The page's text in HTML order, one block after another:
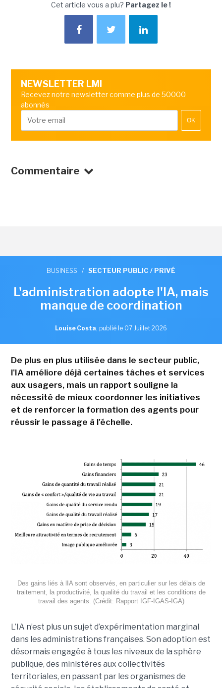
Cet article vous a plu? Partagez le !
NEWSLETTER LMI
Recevez notre newsletter comme plus de 50000
abonnés
OK
Commentaire
BUSINESS / SECTEUR PUBLIC / PRIVÉ
L'administration adopte l'IA, mais
manque de coordination
Louise Costa, publié le 07 Juillet 2026
De plus en plus utilisée dans le secteur public,
l'IA améliore déjà certaines tâches et services
aux usagers, mais un rapport souligne la
nécessité de mieux coordonner les initiatives
et de renforcer la formation des agents pour
réussir le passage à l'échelle.
Des gains liés à lIA sont observés, en particulier sur les délais de
traitement, la productivité, la qualité du travail et les conditions de
travail des agents. (Crédit: Rapport IGF-IGAS-IGA)
L’IA n’est plus un sujet d’expérimentation marginal
dans les administrations françaises. Son adoption est
désormais engagée à tous les niveaux de la sphère
publique, des ministères aux collectivités
territoriales, en passant par les organismes de